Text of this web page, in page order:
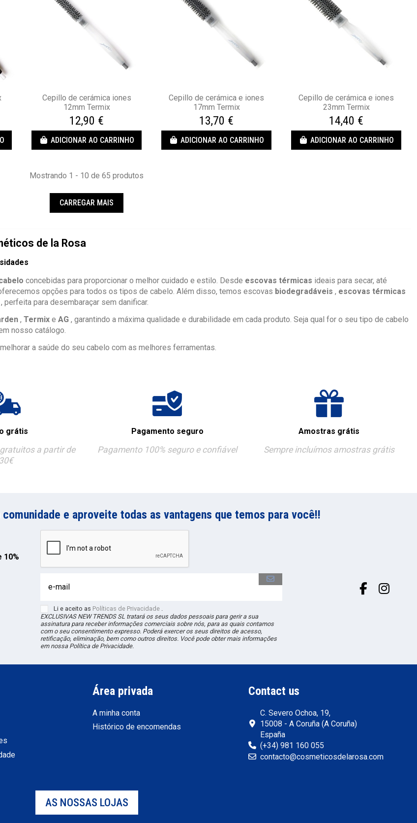
Cepillo de cerámica iones
12mm Termix
12,90 €
ADICIONAR AO CARRINHO
Cepillo de cerámica e iones
17mm Termix
13,70 €
ADICIONAR AO CARRINHO
Cepillo de cerámica e iones
23mm Termix
14,40 €
ADICIONAR AO CARRINHO
Mostrando 1 - 10 de 65 produtos
CARREGAR MAIS
de la Rosa
concebidas para proporcionar o melhor cuidado e estilo. Desde escovas térmicas ideais para secar, até
opções para todos os tipos de cabelo. Além disso, temos escovas biodegradáveis , escovas térmicas
, perfeita para desembaraçar sem danificar.
, Termix e AG , garantindo a máxima qualidade e durabilidade em cada produto. Seja qual for o seu tipo de cabelo
nosso catálogo.
a saúde do seu cabelo com as melhores ferramentas.
grátis
a partir de
Pagamento seguro
Pagamento 100% seguro e confiável
Amostras grátis
Sempre incluímos amostras grátis
e aproveite todas as vantagens que temos para você!!
10%
Li e aceito as Políticas de Privacidade
EXCLUSIVAS NEW TRENDS SL tratará os seus dados pessoais para gerir a sua
assinatura para receber informações comerciais sobre nós, para as quais contamos
com o seu consentimento expresso. Poderá exercer os seus direitos de acesso,
retificação, eliminação, bem como outros direitos. Você pode obter mais informações
em nossa Política de Privacidade.
Área privada
A minha conta
Histórico de encomendas
Contact us
C. Severo Ochoa, 19,
15008 - A Coruña (A Coruña)
España
(+34) 981 160 055
contacto@cosmeticosdelarosa.com
AS NOSSAS LOJAS